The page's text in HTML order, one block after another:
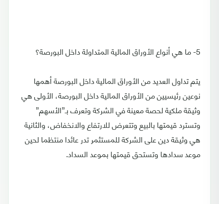
5- ما هي أنواع الأوراق المالية المتداولة داخل البورصة؟
يتم تداول العديد من الأوراق المالية داخل البورصة أهمها
نوعين رئيسيين من الأوراق المالية داخل البورصة، الأولى هي
وثيقة ملكية لحصة معينة في الشركة وتعرف بـ”الأسهم”
وتسترد قيمتها بالبيع وتتعرض للارتفاع والانخفاض، والثانية
هي وثيقة دين على الشركة للمستثمر تدر عائدا منتظما لحين
موعد سدادها وتستحق قيمتها بموعد السداد.